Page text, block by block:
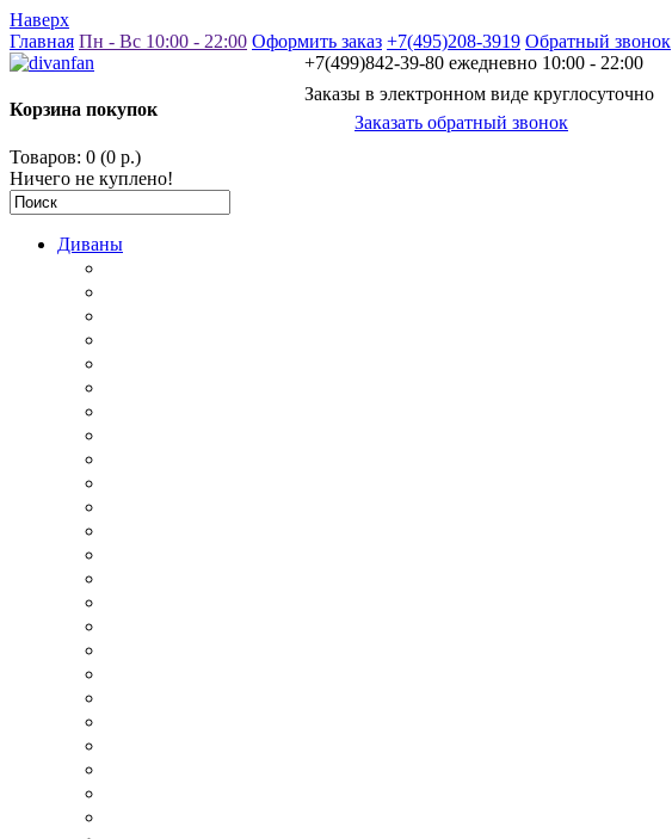
Наверх
Заказать обратный звонок
+7(499)842-39-80 ежедневно 10:00 - 22:00
Заказы в электронном виде круглосуточно
Главная Пн - Вс 10:00 - 22:00 Оформить заказ +7(495)208-3919 Обратный звонок
Корзина покупок
Товаров: 0 (0 р.)
Ничего не куплено!
Диваны